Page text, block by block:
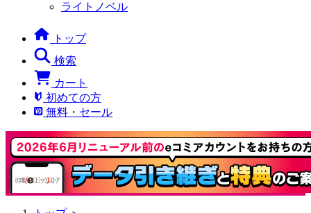
ライトノベル
トップ
検索
カート
初めての方
無料・セール